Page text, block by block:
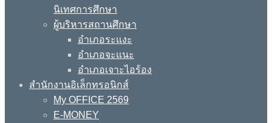
นิเทศการศึกษา
ผู้บริหารสถานศึกษา
อำเภอระแงะ
อำเภอจะแนะ
อำเภอเจาะไอร้อง
สำนักงานอิเล็กทรอนิกส์
My OFFICE 2569
E-MONEY